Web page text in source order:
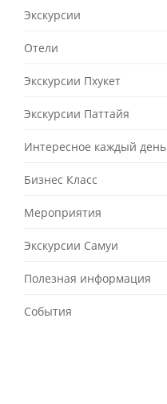
Экскурсии
Отели
Экскурсии Пхукет
Экскурсии Паттайя
Интересное каждый день
Бизнес Класс
Мероприятия
Экскурсии Самуи
Полезная информация
События